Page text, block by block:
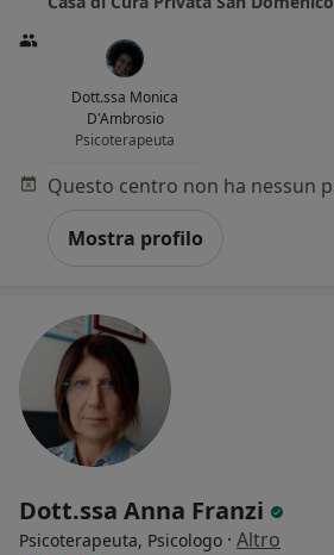
Dott.ssa Monica
D'Ambrosio
Psicoterapeuta
Mostra profilo
Dott.ssa Anna Franzi
Psicoterapeuta, Psicologo · Altro